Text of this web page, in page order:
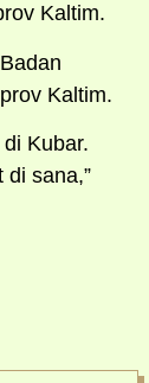
Kaltim.
Kaltim.
Kubar.
sana,”